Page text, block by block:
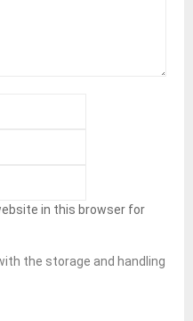
in this browser for
the storage and handling